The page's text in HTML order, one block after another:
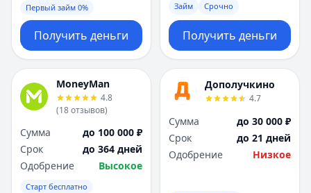
Первый займ 0%
Получить деньги
Займ Срочно
Получить деньги
MoneyMan
4.8
(18отзывов)
Сумма
до 100 000 ₽
Срок
до 364 дней
Одобрение
Высокое
Старт бесплатно
Дополучкино
4.7
Сумма
до 30 000 ₽
Срок
до 21 дней
Одобрение
Низкое